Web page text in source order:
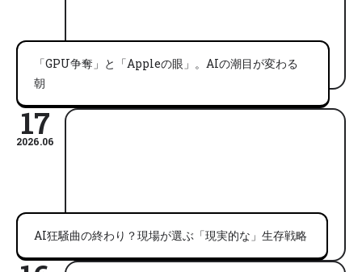
「GPU争奪」と「Appleの眼」。AIの潮目が変わる
朝
17
2026.06
AI狂騒曲の終わり？現場が選ぶ「現実的な」生存戦略